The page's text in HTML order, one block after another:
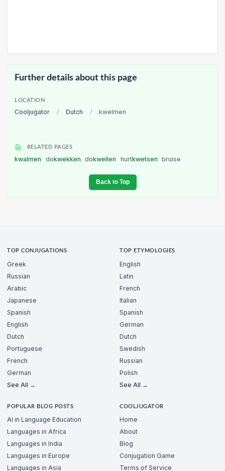
Further details about this page
LOCATION
Cooljugator / Dutch / kwelmen
RELATED PAGES
kwalmen dokwekken dokwellen hurtkwetsen bruise
Back to Top
TOP CONJUGATIONS
Greek
Russian
Arabic
Japanese
Spanish
English
Dutch
Portuguese
French
German
See All →
TOP ETYMOLOGIES
English
Latin
French
Italian
Spanish
German
Dutch
Swedish
Russian
Polish
See All →
POPULAR BLOG POSTS
AI in Language Education
Languages in Africa
Languages in India
Languages in Europe
Languages in Asia
COOLJUGATOR
Home
About
Blog
Conjugation Game
Terms of Service